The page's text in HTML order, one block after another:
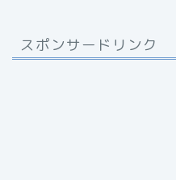
スポンサードリンク